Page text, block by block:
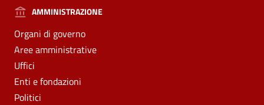
AMMINISTRAZIONE
Organi di governo
Aree amministrative
Uffici
Enti e fondazioni
Politici